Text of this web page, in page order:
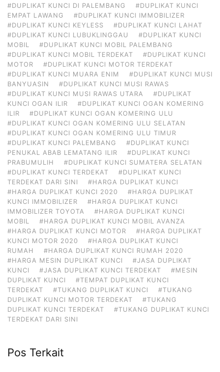
#DUPLIKAT KUNCI DI PALEMBANG
#DUPLIKAT KUNCI
EMPAT LAWANG
#DUPLIKAT KUNCI IMMOBILIZER
#DUPLIKAT KUNCI KEYLESS
#DUPLIKAT KUNCI LAHAT
#DUPLIKAT KUNCI LUBUKLINGGAU
#DUPLIKAT KUNCI
MOBIL
#DUPLIKAT KUNCI MOBIL PALEMBANG
#DUPLIKAT KUNCI MOBIL TERDEKAT
#DUPLIKAT KUNCI
MOTOR
#DUPLIKAT KUNCI MOTOR TERDEKAT
#DUPLIKAT KUNCI MUARA ENIM
#DUPLIKAT KUNCI MUSI
BANYUASIN
#DUPLIKAT KUNCI MUSI RAWAS
#DUPLIKAT KUNCI MUSI RAWAS UTARA
#DUPLIKAT
KUNCI OGAN ILIR
#DUPLIKAT KUNCI OGAN KOMERING
ILIR
#DUPLIKAT KUNCI OGAN KOMERING ULU
#DUPLIKAT KUNCI OGAN KOMERING ULU SELATAN
#DUPLIKAT KUNCI OGAN KOMERING ULU TIMUR
#DUPLIKAT KUNCI PALEMBANG
#DUPLIKAT KUNCI
PENUKAL ABAB LEMATANG ILIR
#DUPLIKAT KUNCI
PRABUMULIH
#DUPLIKAT KUNCI SUMATERA SELATAN
#DUPLIKAT KUNCI TERDEKAT
#DUPLIKAT KUNCI
TERDEKAT DARI SINI
#HARGA DUPLIKAT KUNCI
#HARGA DUPLIKAT KUNCI 2020
#HARGA DUPLIKAT
KUNCI IMMOBILIZER
#HARGA DUPLIKAT KUNCI
IMMOBILIZER TOYOTA
#HARGA DUPLIKAT KUNCI
MOBIL
#HARGA DUPLIKAT KUNCI MOBIL AVANZA
#HARGA DUPLIKAT KUNCI MOTOR
#HARGA DUPLIKAT
KUNCI MOTOR 2020
#HARGA DUPLIKAT KUNCI
RUMAH
#HARGA DUPLIKAT KUNCI RUMAH 2020
#HARGA MESIN DUPLIKAT KUNCI
#JASA DUPLIKAT
KUNCI
#JASA DUPLIKAT KUNCI TERDEKAT
#MESIN
DUPLIKAT KUNCI
#TEMPAT DUPLIKAT KUNCI
TERDEKAT
#TUKANG DUPLIKAT KUNCI
#TUKANG
DUPLIKAT KUNCI MOTOR TERDEKAT
#TUKANG
DUPLIKAT KUNCI TERDEKAT
#TUKANG DUPLIKAT KUNCI
TERDEKAT DARI SINI
Pos Terkait